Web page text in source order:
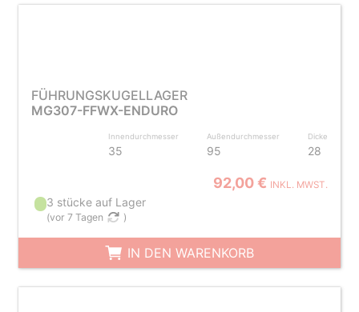
FÜHRUNGSKUGELLAGER
MG307-FFWX-ENDURO
Innendurchmesser
35
Außendurchmesser
95
Dicke
28
92,00 € INKL. MWST.
3 stücke auf Lager
(vor 7 Tagen )
IN DEN WARENKORB